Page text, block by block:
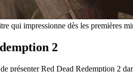
qui impressionne dès les premières
2
présenter Red Dead Redemption 2